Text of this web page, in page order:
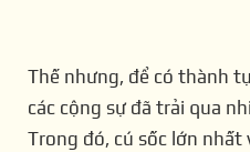
Thế nhưng, để có thành
các cộng sự đã trải qua
Trong đó, cú sốc lớn